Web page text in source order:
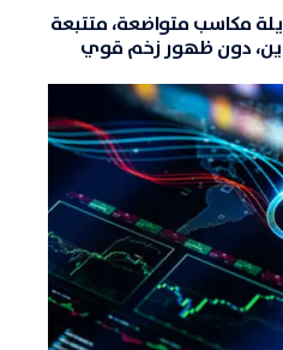
مكاسب متواضعة، متتبعة
دون ظهور زخم قوي